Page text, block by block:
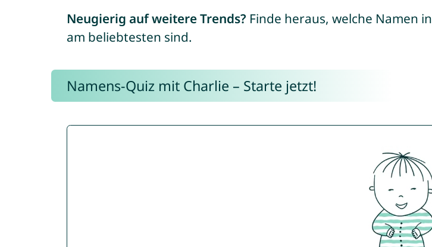
Neugierig auf weitere Trends? Finde heraus, welche Namen in
am beliebtesten sind.
Namens-Quiz mit Charlie – Starte jetzt!